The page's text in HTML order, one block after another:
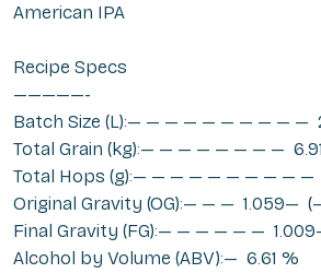
American IPA
Recipe Specs
—————-
Batch Size (L):— — — — — — — — — —
Total Grain (kg):— — — — — — — —
Total Hops (g):— — — — — — — — — —
Original Gravity (OG):— — — 1.059—
Final Gravity (FG):— — — — — —
Alcohol by Volume (ABV):— 6.61 %